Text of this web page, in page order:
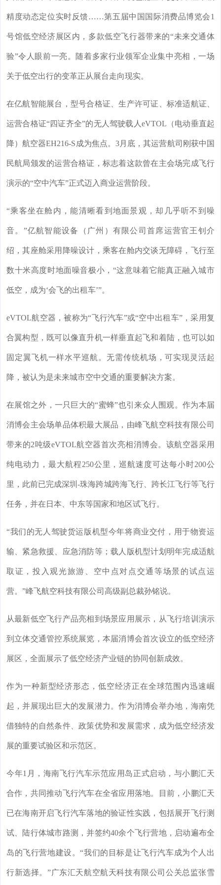
精度动态定位实时反馈……第五届中国国际消费品博览会1
号馆低空经济展区内，多款低空飞行器带来的“未来交通体
验”令人眼前一亮。随着多家行业领军企业集中亮相，一场
关于低空出行的变革正从展台走向现实。
在亿航智能展台，型号合格证、生产许可证、标准适航证、
运营合格证“四证齐全”的无人驾驶载人eVTOL（电动垂直起
降）航空器EH216-S成为焦点。3月底，其运营航司刚获中国
民航局颁发的运营合格证，标志着这款曾在主会场完成飞行
演示的“空中汽车”正式迈入商业运营阶段。
“乘客坐在舱内，能清晰看到地面景观，却几乎听不到噪
音。”亿航智能设备（广州）有限公司首席运营官王钊介
绍，其座舱采用降噪设计，乘客在舱内交谈无障碍，飞行至
数十米高度时地面噪音极小，“这意味着它能真正融入城市
低空，成为‘会飞的出租车’”。
eVTOL航空器，被称为“飞行汽车”或“空中出租车”，采用复
合翼构型，既可以像直升机一样垂直起飞和着陆，也可以如
固定翼飞机一样水平巡航。无需传统机场，可实现灵活起
降，被认为是未来城市空中交通的重要解决方案。
在展馆之外，一只巨大的“蜜蜂”也引来众人围观。作为本届
消博会主会场单品体积最大展品，由峰飞航空科技有限公司
带来的2吨级eVTOL航空器首次亮相消博会。该航空器采用
纯电动力，最大航程250公里，巡航速度可达每小时200公
里，此前已完成深圳-珠海跨城跨海飞行、跨长江飞行等飞行
任务，并在日本、中东等国家和地区试飞行。
“我们的无人驾驶货运版机型今年将商业交付，用于物资运
输、紧急救援、应急消防等；载人版机型计划明年完成适航
取证，投入观光旅游、空中点对点交通等场景的试点运
营。”峰飞航空科技有限公司高级副总裁孙铭说。
从最新低空飞行产品亮相到场景应用展示，从飞行培训演示
到立体交通管控系统展览，本届消博会首次设立的低空经济
展区，全面展示了低空经济产业链的协同创新成效。
作为一种新型经济形态，低空经济正在全球范围内迅速崛
起，并展现出巨大的发展潜力。作为消博会举办地，海南凭
借独特的自然条件、政策优势和发展需求，成为低空经济发
展的重要试验区和示范区。
今年1月，海南飞行汽车示范应用岛正式启动，与小鹏汇天
合作，共同推动飞行汽车在全省应用落地。目前，小鹏汇天
已在海南开启飞行汽车落地的验证性实践，包括展开飞行测
试、陆行体城市路测，并签约40余个飞行营地，启动遍布全
岛的飞行营地建设。“我们的目标是让飞行汽车成为个人出
行新选择。”广东汇天航空航天科技有限公司公关总监张雪